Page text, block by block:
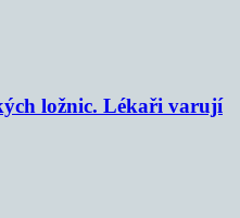
ložnic. Lékaři varují